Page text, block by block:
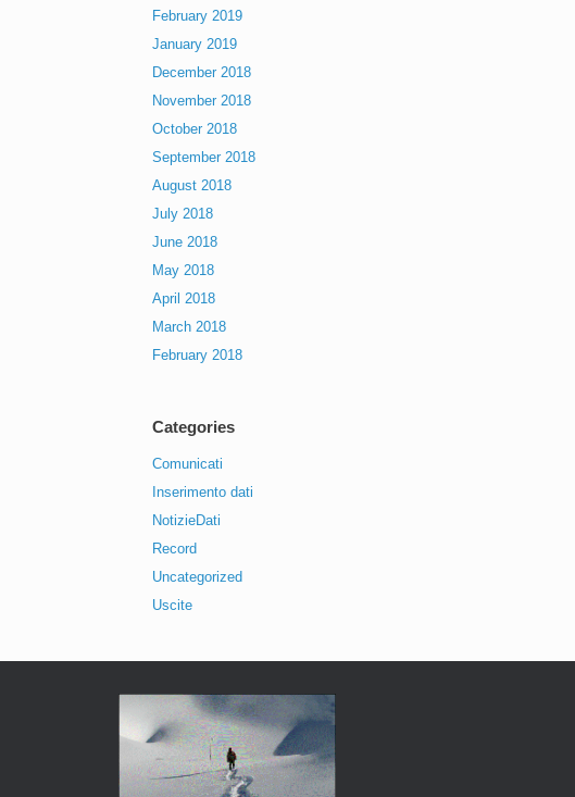
February 2019
January 2019
December 2018
November 2018
October 2018
September 2018
August 2018
July 2018
June 2018
May 2018
April 2018
March 2018
February 2018
Categories
Comunicati
Inserimento dati
NotizieDati
Record
Uncategorized
Uscite